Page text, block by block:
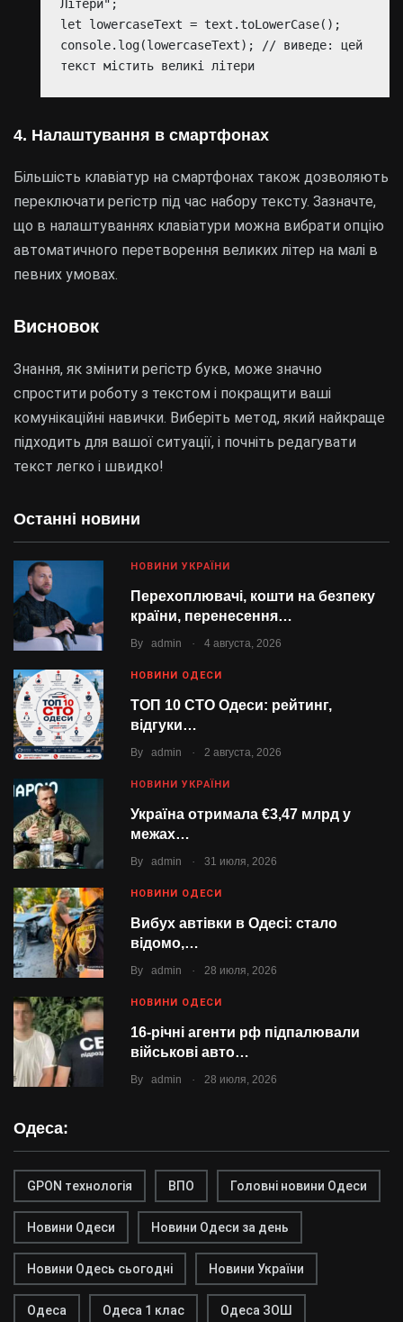
Останні новини
НОВИНИ УКРАЇНИ
Перехоплювачі, кошти на безпеку
країни, перенесення…
By admin . 4 августа, 2026
НОВИНИ ОДЕСИ
ТОП 10 СТО Одеси: рейтинг,
відгуки…
By admin . 2 августа, 2026
НОВИНИ УКРАЇНИ
Україна отримала €3,47 млрд у
межах…
By admin . 31 июля, 2026
НОВИНИ ОДЕСИ
Вибух автівки в Одесі: стало
відомо,…
By admin . 28 июля, 2026
НОВИНИ ОДЕСИ
16-річні агенти рф підпалювали
військові авто…
By admin . 28 июля, 2026
Одеса:
GPON технологія ВПО Головні новини Одеси
Новини Одеси Новини Одеси за день
Новини Одесь сьогодні Новини України
Одеса Одеса 1 клас Одеса ЗОШ
Літери";
let lowercaseText = text.toLowerCase();
console.log(lowercaseText); // виведе: цей
текст містить великі літери
4. Налаштування в смартфонах
Більшість клавіатур на смартфонах також дозволяють
переключати регістр під час набору тексту. Зазначте,
що в налаштуваннях клавіатури можна вибрати опцію
автоматичного перетворення великих літер на малі в
певних умовах.
Висновок
Знання, як змінити регістр букв, може значно
спростити роботу з текстом і покращити ваші
комунікаційні навички. Виберіть метод, який найкраще
підходить для вашої ситуації, і почніть редагувати
текст легко і швидко!